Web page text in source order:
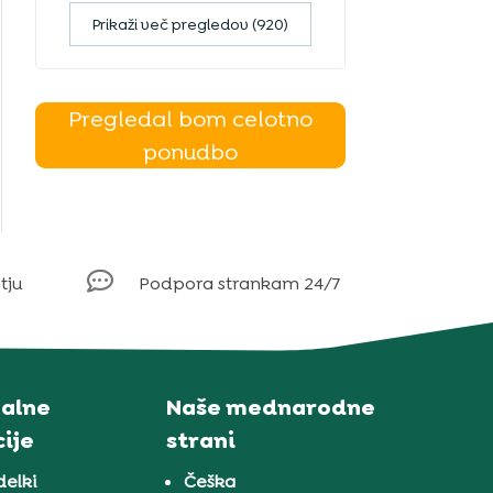
Prikaži več pregledov (920)
Pregledal bom celotno
ponudbo
 Podpora strankam 24/7
Naše mednarodne
strani
Češka